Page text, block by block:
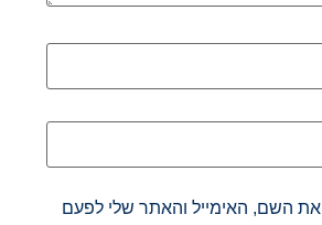
השם, האימייל והאתר שלי לפעם